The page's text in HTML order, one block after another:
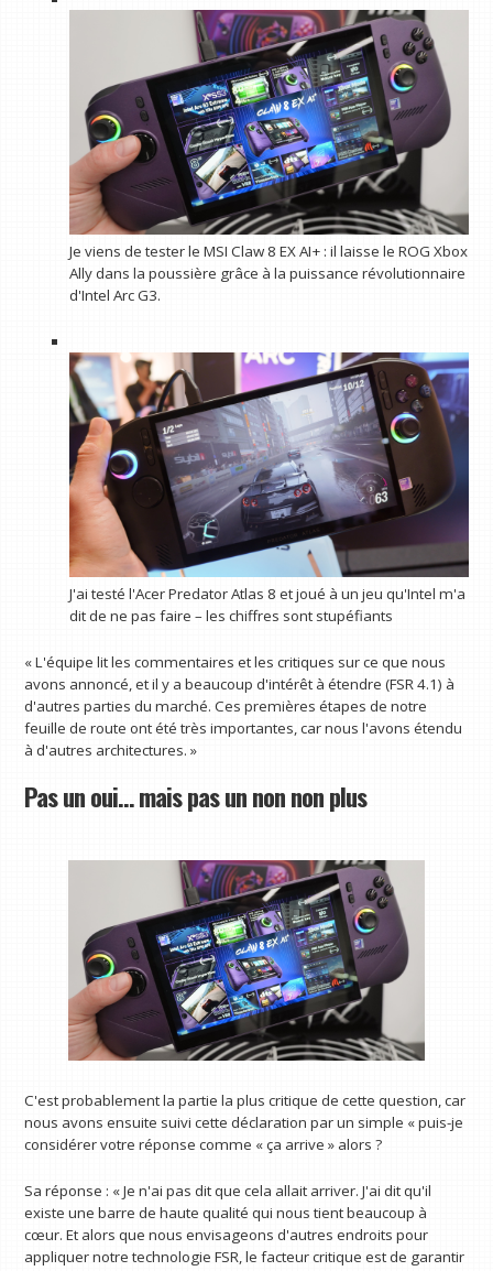
Je viens de tester le MSI Claw 8 EX AI+ : il laisse le ROG Xbox
Ally dans la poussière grâce à la puissance révolutionnaire
d'Intel Arc G3.
J'ai testé l'Acer Predator Atlas 8 et joué à un jeu qu'Intel m'a
dit de ne pas faire – les chiffres sont stupéfiants
« L'équipe lit les commentaires et les critiques sur ce que nous
avons annoncé, et il y a beaucoup d'intérêt à étendre (FSR 4.1) à
d'autres parties du marché. Ces premières étapes de notre
feuille de route ont été très importantes, car nous l'avons étendu
à d'autres architectures. »
Pas un oui… mais pas un non non plus
C'est probablement la partie la plus critique de cette question, car
nous avons ensuite suivi cette déclaration par un simple « puis-je
considérer votre réponse comme « ça arrive » alors ?
Sa réponse : « Je n'ai pas dit que cela allait arriver. J'ai dit qu'il
existe une barre de haute qualité qui nous tient beaucoup à
cœur. Et alors que nous envisageons d'autres endroits pour
appliquer notre technologie FSR, le facteur critique est de garantir